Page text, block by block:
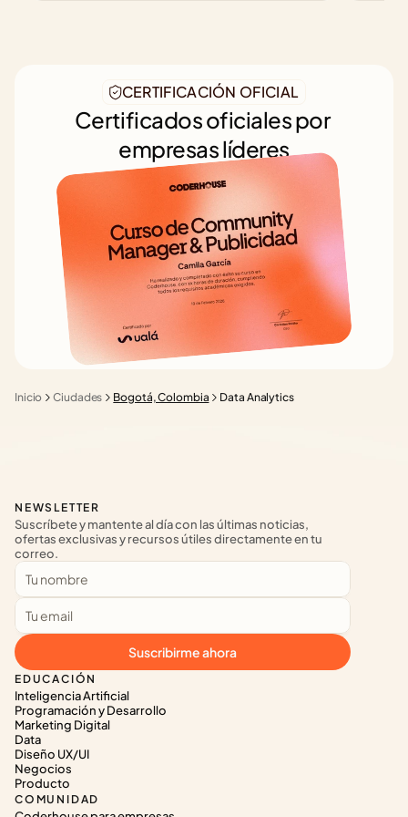
Inicio Ciudades Bogotá, Colombia Data Analytics
CERTIFICACIÓN OFICIAL
Certificados oficiales por
empresas líderes
EDUCACIÓN
Inteligencia Artificial
Programación y Desarrollo
Marketing Digital
Data
Diseño UX/UI
Negocios
Producto
COMUNIDAD
NEWSLETTER
Suscríbete y mantente al día con las últimas noticias,
ofertas exclusivas y recursos útiles directamente en tu
correo.
Suscribirme ahora